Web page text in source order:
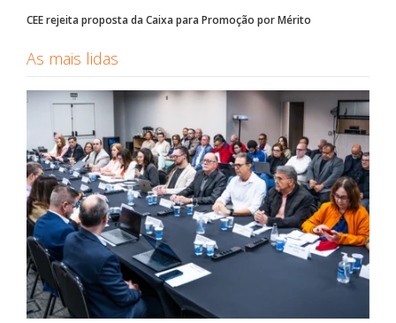
CEE rejeita proposta da Caixa para Promoção por Mérito
As mais lidas